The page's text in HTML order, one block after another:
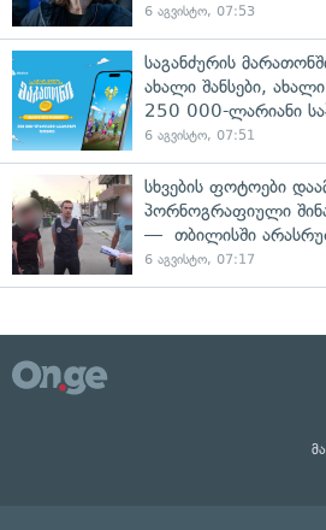
6 აგვისტო, 07:53
საგანძურის
ახალი შანსები,
250 000-ლარიანი
6 აგვისტო, 07:51
სხვების ფოტოები
პორნოგრაფიული
— თბილისში
6 აგვისტო, 07:17